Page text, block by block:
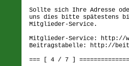
Sollte sich Ihre Adresse
uns dies bitte spätestens
Mitglieder-Service.
Mitglieder-Service: http://
Beitragstabelle: http://
=== [ 4 / 7 ]